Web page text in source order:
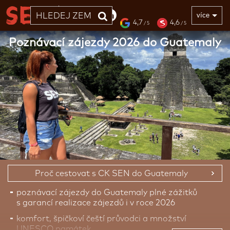
33 LET více
4,7 / 5 4,6 / 5
Poznávací zájezdy 2026 do Guatemaly
Proč cestovat s CK SEN do Guatemaly
poznávací zájezdy do Guatemaly plné zážitků
s garancí realizace zájezdů i v roce 2026
komfort, špičkoví čeští průvodci a množství